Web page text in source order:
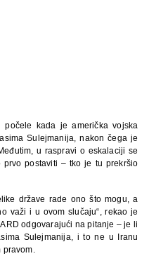
kada je američka vojska
Sulejmanija, nakon čega je
u raspravi o eskalaciji se
postaviti – tko je tu prekršio
države rade ono što mogu, a
važi i u ovom slučaju“, rekao je
odgovarajući na pitanje – je li
Sulejmanija, i to ne u Iranu